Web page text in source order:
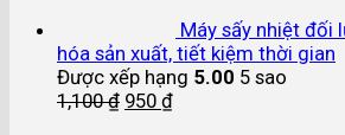
Máy sấy nhiệt đối
hóa sản xuất, tiết kiệm thời gian
Được xếp hạng 5.00 5 sao
1,100₫ 950 ₫